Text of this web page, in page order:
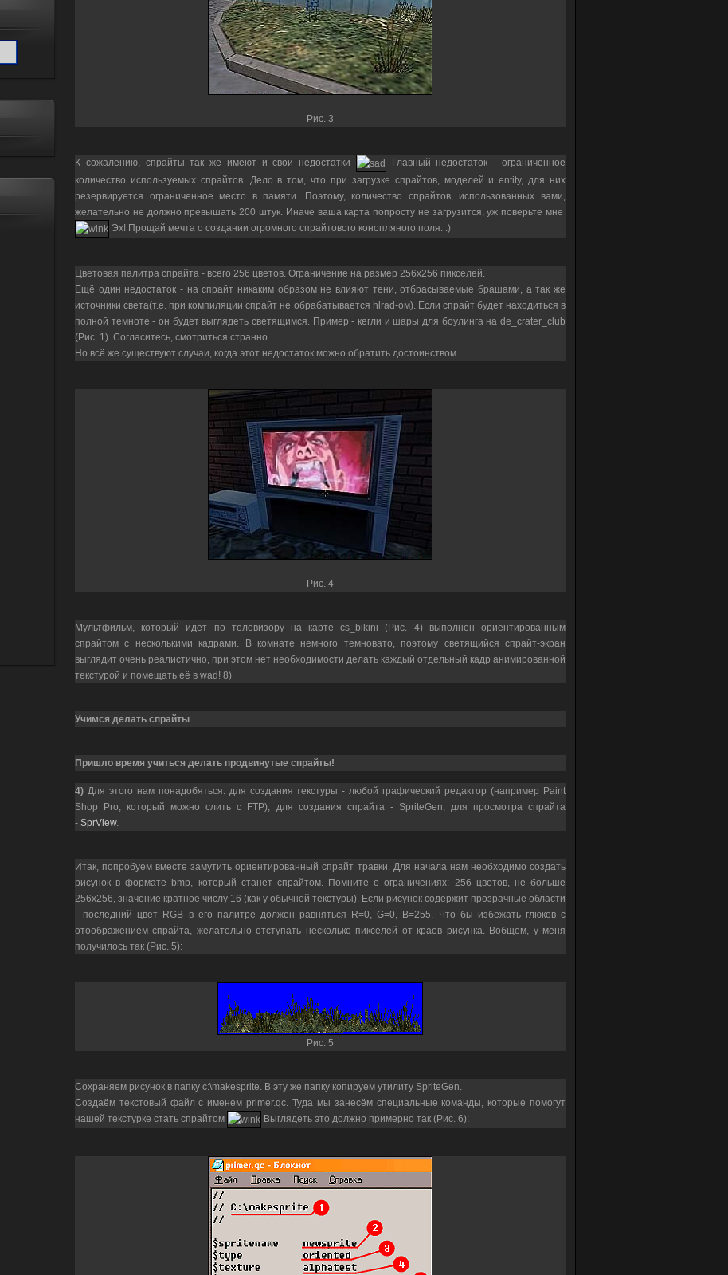
Рис. 3
К сожалению, спрайты так же имеют и свои недостатки
Главный недостаток - ограниченное
количество используемых спрайтов. Дело в том, что при загрузке спрайтов, моделей и entity, для них
резервируется ограниченное место в памяти. Поэтому, количество спрайтов, использованных вами,
желательно не должно превышать 200 штук. Иначе ваша карта попросту не загрузится, уж поверьте мне
Эх! Прощай мечта о создании огромного спрайтового конопляного поля. :)
Цветовая палитра спрайта - всего 256 цветов. Ограничение на размер 256х256 пикселей.
Ещё один недостаток - на спрайт никаким образом не влияют тени, отбрасываемые брашами, а так же
источники света(т.е. при компиляции спрайт не обрабатывается hlrad-ом). Если спрайт будет находиться в
полной темноте - он будет выглядеть светящимся. Пример - кегли и шары для боулинга на de_crater_club
(Рис. 1). Согласитесь, смотриться странно.
Но всё же существуют случаи, когда этот недостаток можно обратить достоинством.
Рис. 4
Мультфильм, который идёт по телевизору на карте cs_bikini (Рис. 4) выполнен ориентированным
спрайтом с несколькими кадрами. В комнате немного темновато, поэтому светящийся спрайт-экран
выглядит очень реалистично, при этом нет необходимости делать каждый отдельный кадр анимированной
текстурой и помещать её в wad! 8)
Учимся делать спрайты
Пришло время учиться делать продвинутые спрайты!
4) Для этого нам понадобяться: для создания текстуры - любой графический редактор (например Paint
Shop Pro, который можно слить с FTP); для создания спрайта - SpriteGen; для просмотра спрайта
- SprView.
Итак, попробуем вместе замутить ориентированный спрайт травки. Для начала нам необходимо создать
рисунок в формате bmp, который станет спрайтом. Помните о ограничениях: 256 цветов, не больше
256х256, значение кратное числу 16 (как у обычной текстуры). Если рисунок содержит прозрачные области
- последний цвет RGB в его палитре должен равняться R=0, G=0, B=255. Что бы избежать глюков с
отоображением спрайта, желательно отступать несколько пикселей от краев рисунка. Вобщем, у меня
получилось так (Рис. 5):
Рис. 5
Сохраняем рисунок в папку c:\makesprite. В эту же папку копируем утилиту SpriteGen.
Создаём текстовый файл с именем primer.qc. Туда мы занесём специальные команды, которые помогут
нашей текстурке стать спрайтом
Выглядеть это должно примерно так (Рис. 6):